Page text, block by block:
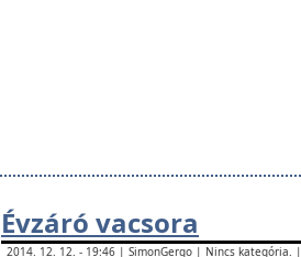
Évzáró vacsora
2014. 12. 12. - 19:46 | SimonGergo | Nincs kategória. |